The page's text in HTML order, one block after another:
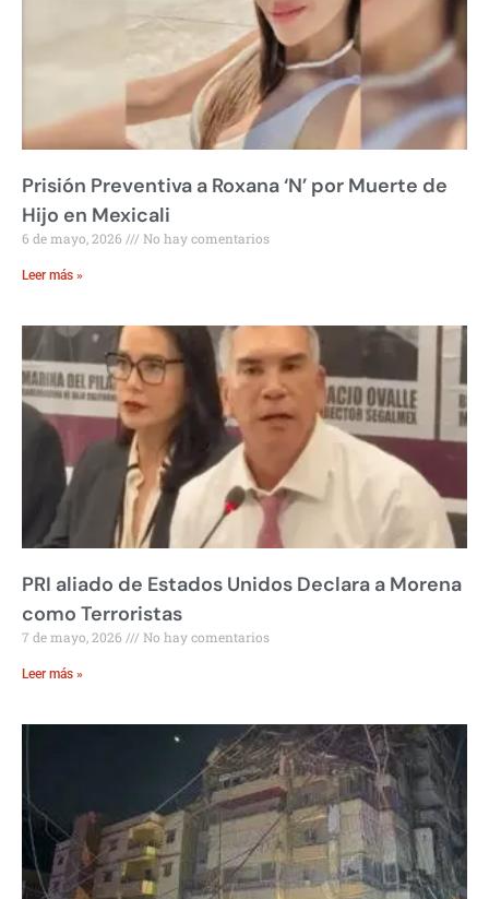
Prisión Preventiva a Roxana ‘N’ por Muerte de
Hijo en Mexicali
6 de mayo, 2026 No hay comentarios
Leer más »
PRI aliado de Estados Unidos Declara a Morena
como Terroristas
7 de mayo, 2026 No hay comentarios
Leer más »